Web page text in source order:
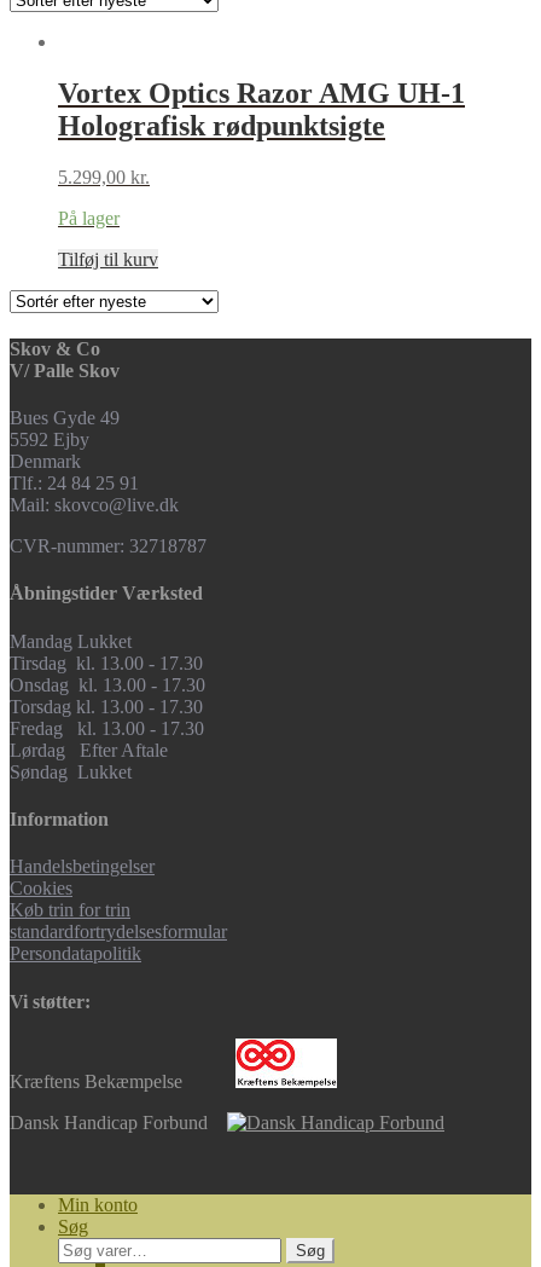
Vortex Optics Razor AMG UH-1
Holografisk rødpunktsigte
5.299,00 kr.
På lager
Tilføj til kurv
Skov & Co
V/ Palle Skov
Bues Gyde 49
5592 Ejby
Denmark
Tlf.: 24 84 25 91
Mail: skovco@live.dk
CVR-nummer: 32718787
Åbningstider Værksted
Mandag Lukket
Tirsdag kl. 13.00 - 17.30
Onsdag kl. 13.00 - 17.30
Torsdag kl. 13.00 - 17.30
Fredag kl. 13.00 - 17.30
Lørdag Efter Aftale
Søndag Lukket
Information
Handelsbetingelser
Cookies
Køb trin for trin
standardfortrydelsesformular
Persondatapolitik
Vi støtter:
Kræftens Bekæmpelse
Dansk Handicap Forbund
Min konto
Søg
Søg
Søg